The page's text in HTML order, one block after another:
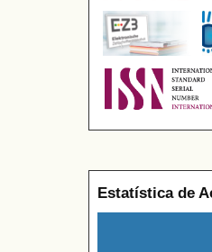
Estatística de